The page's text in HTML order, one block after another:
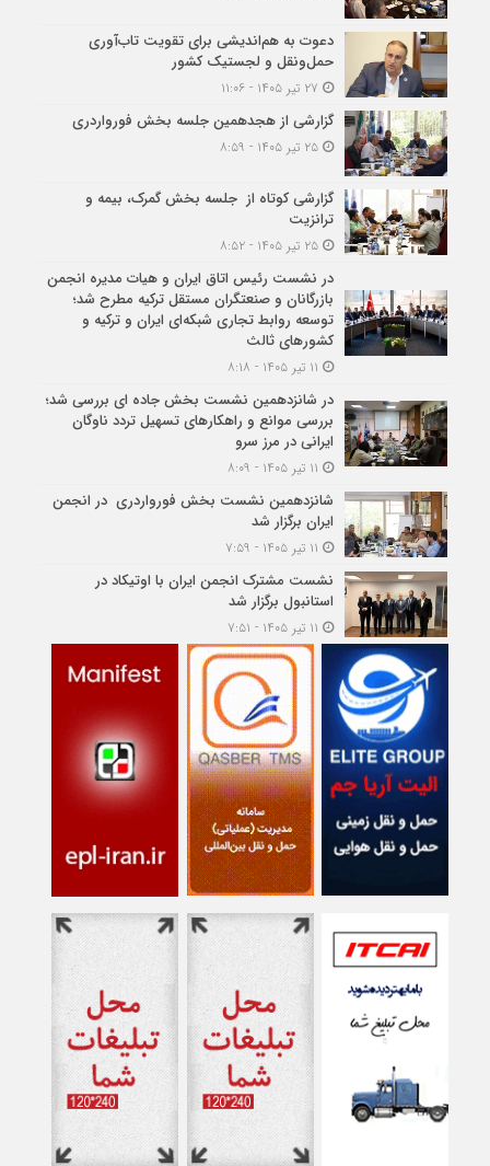
دعوت به هم‌اندیشی برای تقویت تاب‌آوری
حمل‌ونقل و لجستیک کشور
گزارشی از هجدهمین جلسه بخش فورواردری
۲۵ تیر ۱۴۰۵ - ۸:۵۹
گزارشی کوتاه از جلسه بخش گمرک، بیمه و
ترانزیت
۲۵ تیر ۱۴۰۵ - ۸:۵۲
در نشست رئیس اتاق ایران و هیات مدیره انجمن
بازرگانان و صنعتگران مستقل ترکیه مطرح شد؛
توسعه روابط تجاری شبکه‌ای ایران و ترکیه و
کشورهای ثالث
در شانزدهمین نشست بخش جاده ای بررسی شد؛
بررسی موانع و راهکارهای تسهیل تردد ناوگان
ایرانی در مرز سرو
شانزدهمین نشست بخش فورواردری در انجمن
ایران برگزار شد
نشست مشترک انجمن ایران با اوتیکاد در
استانبول برگزار شد